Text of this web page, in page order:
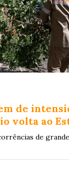
de
volta ao
de